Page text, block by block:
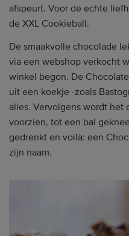
afspeurt. Voor de echte
de XXL Cookieball.
De smaakvolle chocolade
via een webshop verkocht
winkel begon. De
uit een koekje -zoals
alles. Vervolgens wordt het
voorzien, tot een bal
gedrenkt en voilà: een
zijn naam.